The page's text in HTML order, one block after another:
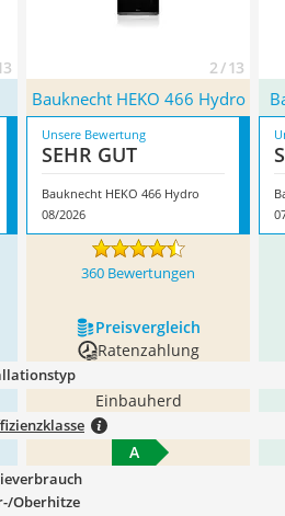
2 / 13
Bauknecht ‎HEKO 466 Hydro
Unsere Bewertung
SEHR GUT
Bauknecht ‎HEKO 466 Hydro
08/2026
360 Bewertungen
Preis­vergleich
Ratenzahlung
Einbauherd
A
Oberhitze